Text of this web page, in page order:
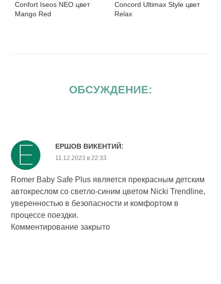
Confort Iseos NEO цвет
Mango Red
Concord Ultimax Style цвет
Relax
ОБСУЖДЕНИЕ:
ЕРШОВ ВИКЕНТИЙ:
11.12.2023 в 22:33
Romer Baby Safe Plus является прекрасным детским
автокреслом со светло-синим цветом Nicki Trendline,
уверенностью в безопасности и комфортом в
процессе поездки.
Комментирование закрыто